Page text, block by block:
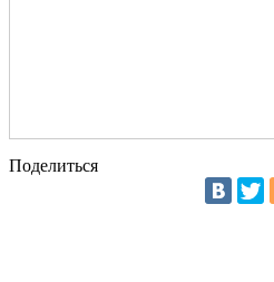
Поделиться